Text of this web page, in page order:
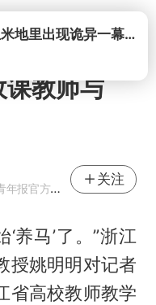
打开西平命案8天未破，玉米地里出现诡异一幕，我突然想起了欧金中
教师与
报官方网易号
关注
‘养马’了。”浙江
授姚明明对记者
省高校教师教学